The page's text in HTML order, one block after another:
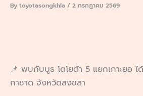
By toyotasongkhla / 2 กรกฎาคม 2569
📌 พบกับบูธ โตโยต้า 5 แยกเกาะยอ ไ
กาชาด จังหวัดสงขลา